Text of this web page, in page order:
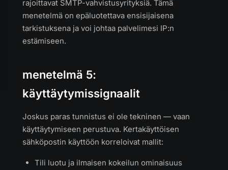
rajoittavat SMTP-vahvistusyrityksiä. Tämä
menetelmä on epäluotettava ensisijaisena
tarkistuksena ja voi johtaa palvelimesi IP:n
estämiseen.
menetelmä 5:
käyttäytymissignaalit
Joskus paras tunnistus ei ole tekninen — vaan
käyttäytymiseen perustuva. Kertakäyttöisen
sähköpostin käyttöön korreloivat mallit:
Tili luotu ja ilmaisen kokeilun ominaisuus